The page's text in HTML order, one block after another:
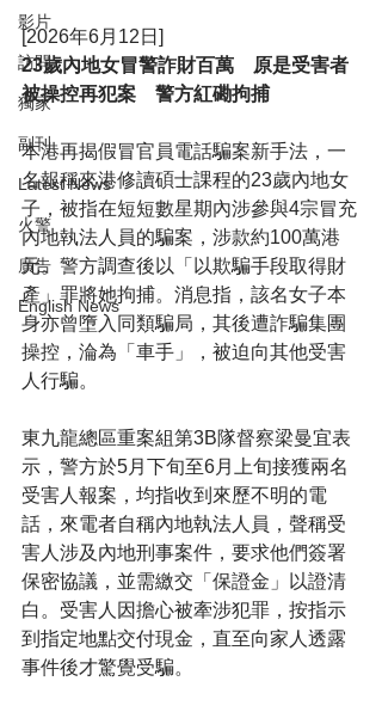
影片
訪問
獨家
副刊
Latest News
火警
廣告
English News
[2026年6月12日]
23歲內地女冒警詐財百萬　原是受害者
被操控再犯案　警方紅磡拘捕
本港再揭假冒官員電話騙案新手法，一
名報稱來港修讀碩士課程的23歲內地女
子，被指在短短數星期內涉參與4宗冒充
內地執法人員的騙案，涉款約100萬港
元。警方調查後以「以欺騙手段取得財
產」罪將她拘捕。消息指，該名女子本
身亦曾墮入同類騙局，其後遭詐騙集團
操控，淪為「車手」，被迫向其他受害
人行騙。
東九龍總區重案組第3B隊督察梁曼宜表
示，警方於5月下旬至6月上旬接獲兩名
受害人報案，均指收到來歷不明的電
話，來電者自稱內地執法人員，聲稱受
害人涉及內地刑事案件，要求他們簽署
保密協議，並需繳交「保證金」以證清
白。受害人因擔心被牽涉犯罪，按指示
到指定地點交付現金，直至向家人透露
事件後才驚覺受騙。